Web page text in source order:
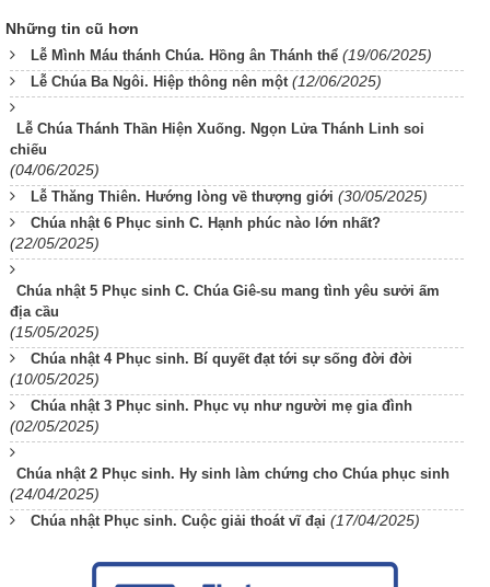
Những tin cũ hơn
Lễ Mình Máu thánh Chúa. Hồng ân Thánh thể (19/06/2025)
Lễ Chúa Ba Ngôi. Hiệp thông nên một (12/06/2025)
Lễ Chúa Thánh Thần Hiện Xuống. Ngọn Lửa Thánh Linh soi
chiếu
(04/06/2025)
Lễ Thăng Thiên. Hướng lòng về thượng giới (30/05/2025)
Chúa nhật 6 Phục sinh C. Hạnh phúc nào lớn nhất?
(22/05/2025)
Chúa nhật 5 Phục sinh C. Chúa Giê-su mang tình yêu sưởi ấm
địa cầu
(15/05/2025)
Chúa nhật 4 Phục sinh. Bí quyết đạt tới sự sống đời đời
(10/05/2025)
Chúa nhật 3 Phục sinh. Phục vụ như người mẹ gia đình
(02/05/2025)
Chúa nhật 2 Phục sinh. Hy sinh làm chứng cho Chúa phục sinh
(24/04/2025)
Chúa nhật Phục sinh. Cuộc giải thoát vĩ đại (17/04/2025)